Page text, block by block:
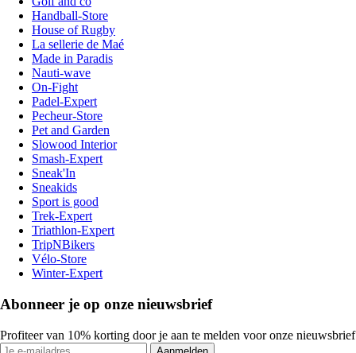
Handball-Store
House of Rugby
La sellerie de Maé
Made in Paradis
Nauti-wave
On-Fight
Padel-Expert
Pecheur-Store
Pet and Garden
Slowood Interior
Smash-Expert
Sneak'In
Sneakids
Sport is good
Trek-Expert
Triathlon-Expert
TripNBikers
Vélo-Store
Winter-Expert
Abonneer je op onze nieuwsbrief
Profiteer van 10% korting door je aan te melden voor onze nieuwsbrief